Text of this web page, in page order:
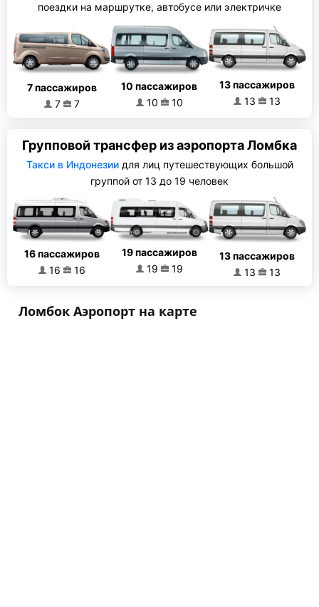
поездки на маршрутке, автобусе или электричке
7 пассажиров
7
7
10 пассажиров
10
10
13 пассажиров
13
13
Групповой трансфер из аэропорта Ломбка
Такси в Индонезиидля лиц путешествующих большой
группой от 13 до 19 человек
16 пассажиров
16
16
19 пассажиров
19
19
13 пассажиров
13
13
Ломбок Аэропорт на карте